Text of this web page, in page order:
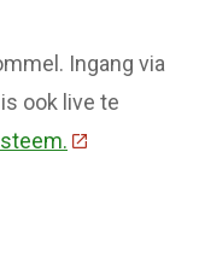
Ingang via
ook live te
(Deze link